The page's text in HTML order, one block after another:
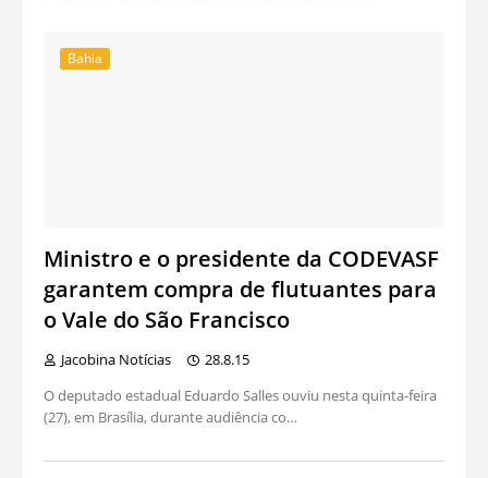
Bahia
Ministro e o presidente da CODEVASF
garantem compra de flutuantes para
o Vale do São Francisco
Jacobina Notícias
28.8.15
O deputado estadual Eduardo Salles ouviu nesta quinta-feira
(27), em Brasília, durante audiência co…